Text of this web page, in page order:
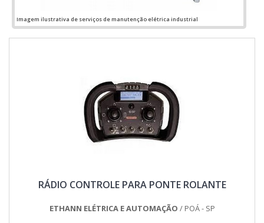
qualquer necessidade. A Jumper Soluções Industriais é uma
empresa que tem sido apontada de forma positiva no
Imagem ilustrativa de serviços de manutenção elétrica industrial
RÁDIO CONTROLE PARA PONTE ROLANTE
ETHANN ELÉTRICA E AUTOMAÇÃO / POÁ - SP